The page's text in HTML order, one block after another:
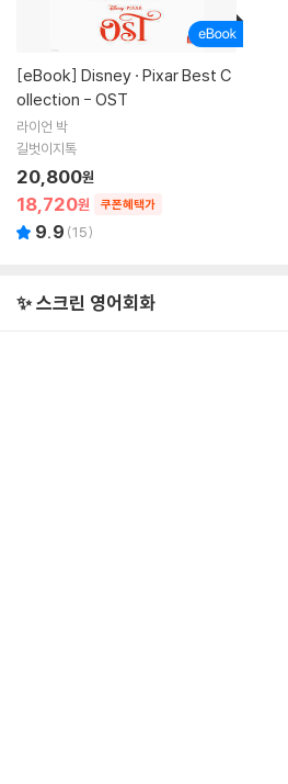
[eBook]
ollection - OST
라이언 박
길벗이지톡
18,720원 쿠폰혜택가
20,800원
9.9 (15)
✨ 스크린 영어회화